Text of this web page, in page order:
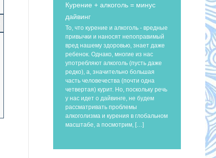
Курение + алкоголь = минус
дайвинг
То, что курение и алкоголь - вредные
привычки и наносят непоправимый
вред нашему здоровью, знает даже
ребенок. Однако, многие из нас
употребляют алкоголь (пусть даже
редко), а, значительно большая
часть человечества (почти одна
четвертая) курит. Но, поскольку речь
у нас идет о дайвинге, не будем
рассматривать проблемы
алкоголизма и курения в глобальном
масштабе, а посмотрим, […]